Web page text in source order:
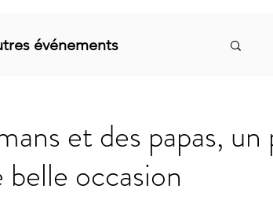
événements
infos Yoga Soins
et des papas,
occasion